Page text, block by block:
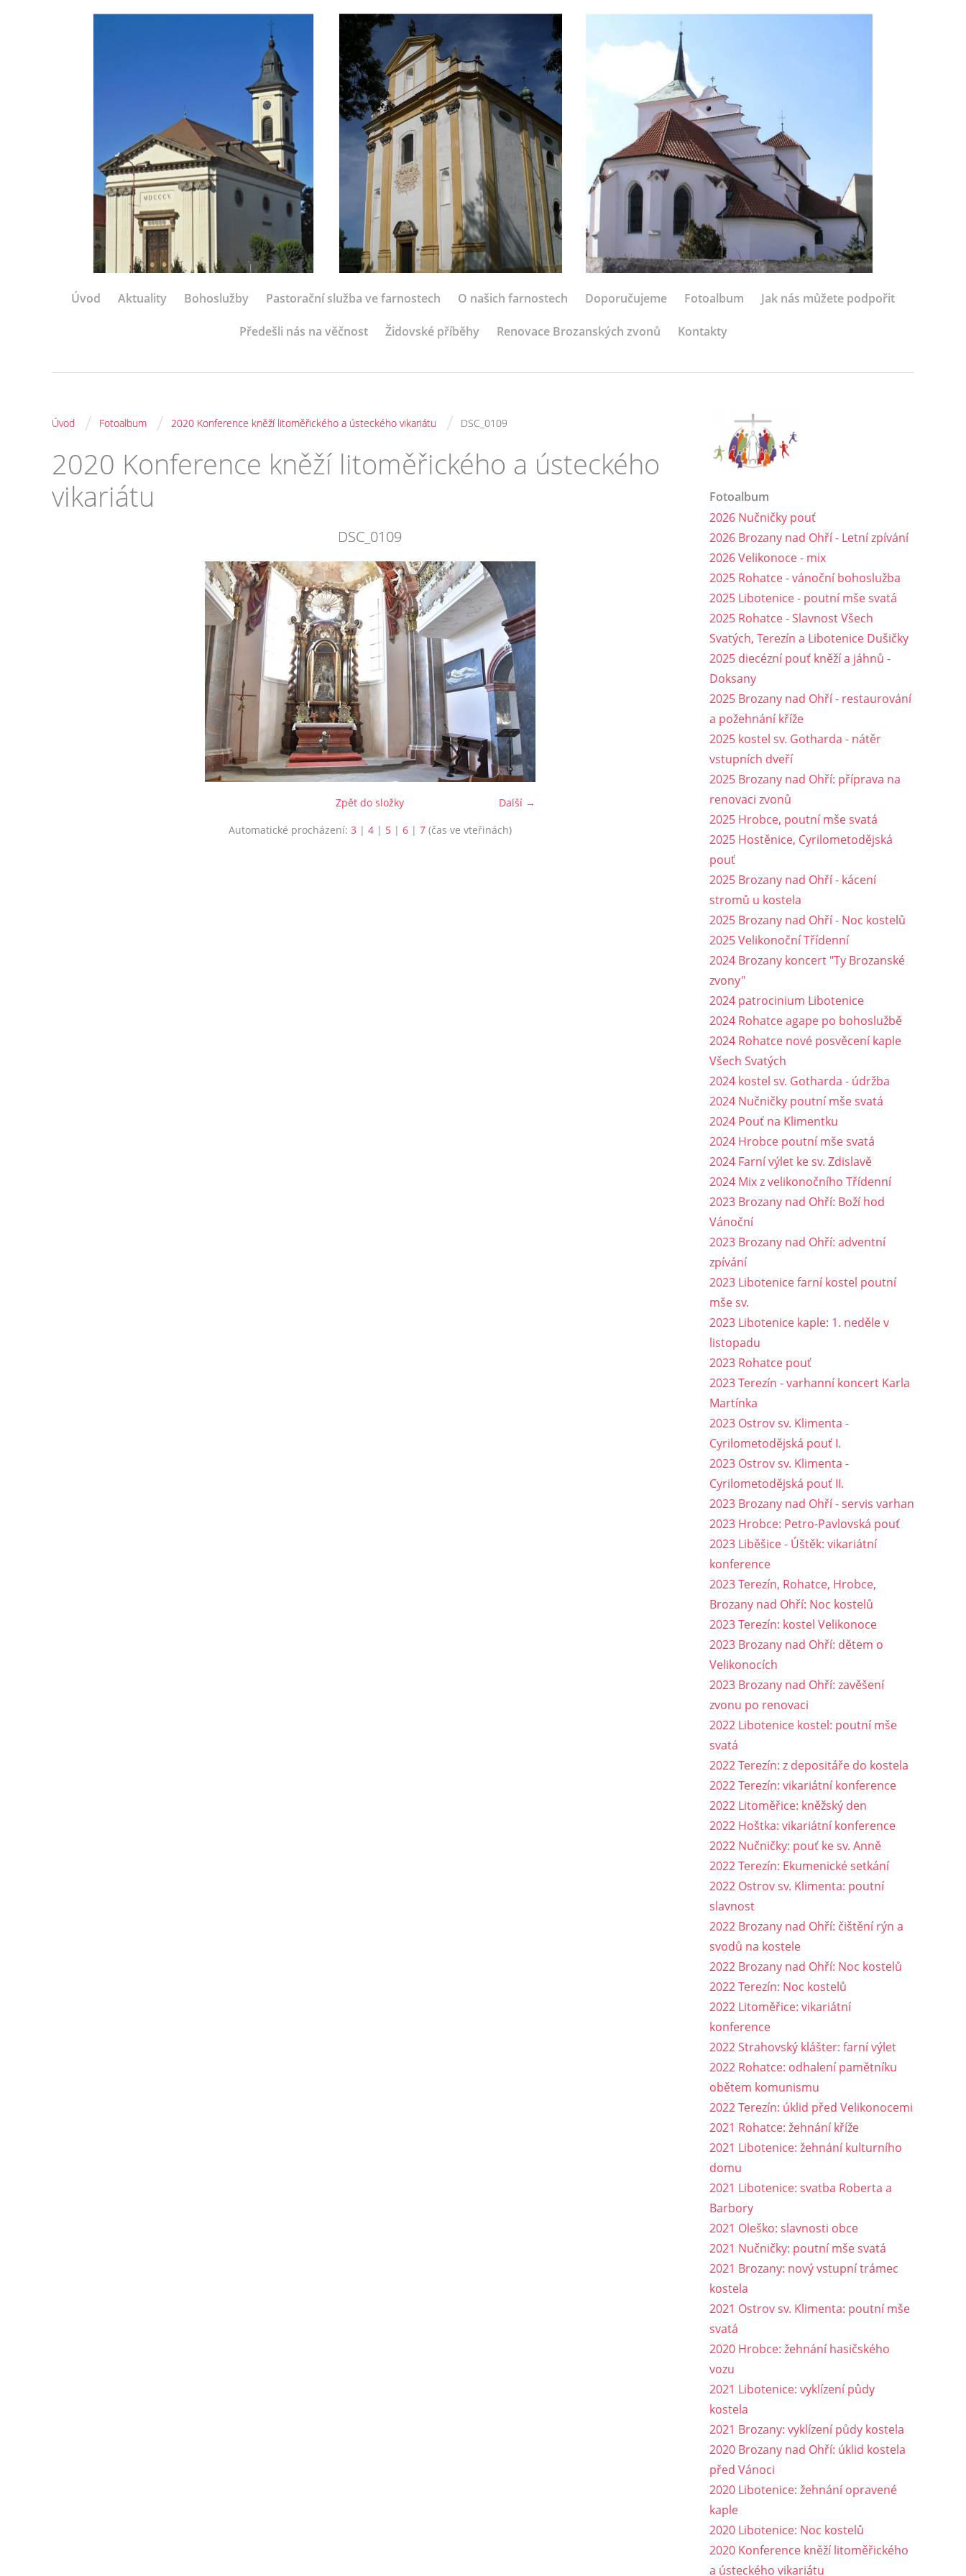
Úvod Aktuality Bohoslužby Pastorační služba ve farnostech O našich farnostech Doporučujeme Fotoalbum Jak nás můžete podpořit
Předešli nás na věčnost Židovské příběhy Renovace Brozanských zvonů Kontakty
Úvod / Fotoalbum / 2020 Konference kněží litoměřického a ústeckého vikariátu / DSC_0109
2020 Konference kněží litoměřického a ústeckého
vikariátu
DSC_0109
Další →
Zpět do složky
Automatické procházení: 3 | 4| 5| 6| 7(čas ve vteřinách)
Fotoalbum
2026 Nučničky pouť
2026 Brozany nad Ohří - Letní zpívání
2026 Velikonoce - mix
2025 Rohatce - vánoční bohoslužba
2025 Libotenice - poutní mše svatá
2025 Rohatce - Slavnost Všech
Svatých, Terezín a Libotenice Dušičky
2025 diecézní pouť kněží a jáhnů -
Doksany
2025 Brozany nad Ohří - restaurování
a požehnání kříže
2025 kostel sv. Gotharda - nátěr
vstupních dveří
2025 Brozany nad Ohří: příprava na
renovaci zvonů
2025 Hrobce, poutní mše svatá
2025 Hostěnice, Cyrilometodějská
pouť
2025 Brozany nad Ohří - kácení
stromů u kostela
2025 Brozany nad Ohří - Noc kostelů
2025 Velikonoční Třídenní
2024 Brozany koncert "Ty Brozanské
zvony"
2024 patrocinium Libotenice
2024 Rohatce agape po bohoslužbě
2024 Rohatce nové posvěcení kaple
Všech Svatých
2024 kostel sv. Gotharda - údržba
2024 Nučničky poutní mše svatá
2024 Pouť na Klimentku
2024 Hrobce poutní mše svatá
2024 Farní výlet ke sv. Zdislavě
2024 Mix z velikonočního Třídenní
2023 Brozany nad Ohří: Boží hod
Vánoční
2023 Brozany nad Ohří: adventní
zpívání
2023 Libotenice farní kostel poutní
mše sv.
2023 Libotenice kaple: 1. neděle v
listopadu
2023 Rohatce pouť
2023 Terezín - varhanní koncert Karla
Martínka
2023 Ostrov sv. Klimenta -
Cyrilometodějská pouť I.
2023 Ostrov sv. Klimenta -
Cyrilometodějská pouť II.
2023 Brozany nad Ohří - servis varhan
2023 Hrobce: Petro-Pavlovská pouť
2023 Liběšice - Úštěk: vikariátní
konference
2023 Terezín, Rohatce, Hrobce,
Brozany nad Ohří: Noc kostelů
2023 Terezín: kostel Velikonoce
2023 Brozany nad Ohří: dětem o
Velikonocích
2023 Brozany nad Ohří: zavěšení
zvonu po renovaci
2022 Libotenice kostel: poutní mše
svatá
2022 Terezín: z depositáře do kostela
2022 Terezín: vikariátní konference
2022 Litoměřice: kněžský den
2022 Hoštka: vikariátní konference
2022 Nučničky: pouť ke sv. Anně
2022 Terezín: Ekumenické setkání
2022 Ostrov sv. Klimenta: poutní
slavnost
2022 Brozany nad Ohří: čištění rýn a
svodů na kostele
2022 Brozany nad Ohří: Noc kostelů
2022 Terezín: Noc kostelů
2022 Litoměřice: vikariátní
konference
2022 Strahovský klášter: farní výlet
2022 Rohatce: odhalení pamětníku
obětem komunismu
2022 Terezín: úklid před Velikonocemi
2021 Rohatce: žehnání kříže
2021 Libotenice: žehnání kulturního
domu
2021 Libotenice: svatba Roberta a
Barbory
2021 Oleško: slavnosti obce
2021 Nučničky: poutní mše svatá
2021 Brozany: nový vstupní trámec
kostela
2021 Ostrov sv. Klimenta: poutní mše
svatá
2020 Hrobce: žehnání hasičského
vozu
2021 Libotenice: vyklízení půdy
kostela
2021 Brozany: vyklízení půdy kostela
2020 Brozany nad Ohří: úklid kostela
před Vánoci
2020 Libotenice: žehnání opravené
kaple
2020 Libotenice: Noc kostelů
2020 Konference kněží litoměřického
a ústeckého vikariátu